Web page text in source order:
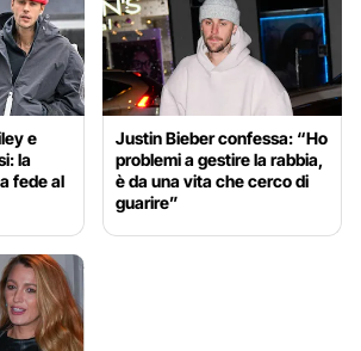
e
la
fede al
Justin Bieber confessa: “Ho
problemi a gestire la rabbia,
è da una vita che cerco di
guarire”